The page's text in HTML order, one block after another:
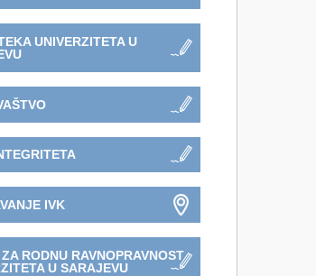
UNIVERZITETA U
IVK
RODNU RAVNOPRAVNOST
U SARAJEVU